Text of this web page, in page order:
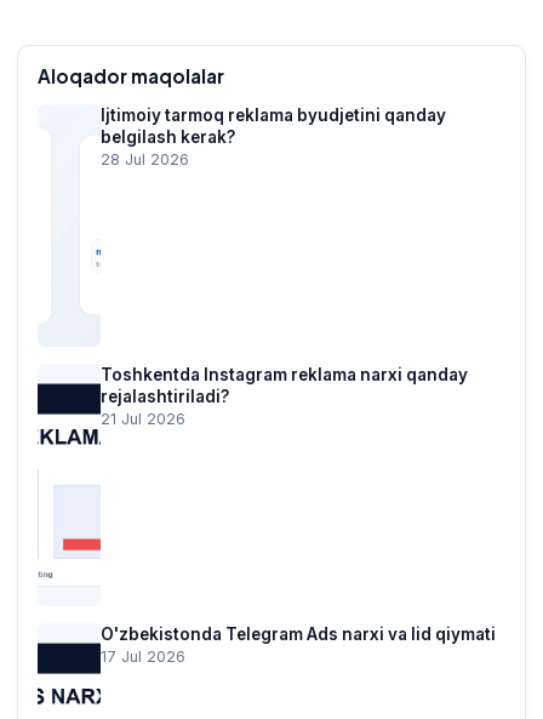
Aloqador maqolalar
Ijtimoiy tarmoq reklama byudjetini qanday
belgilash kerak?
28 Jul 2026
Toshkentda Instagram reklama narxi qanday
rejalashtiriladi?
21 Jul 2026
O'zbekistonda Telegram Ads narxi va lid qiymati
17 Jul 2026